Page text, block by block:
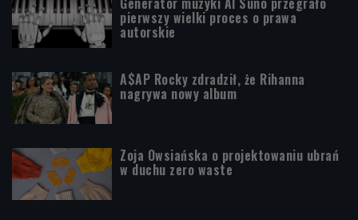
pierwszy wielki proces o prawa
autorskie
A$AP Rocky zdradził, że Rihanna
nagrywa nowy album
Zoja Owsiańska o projektowaniu ubrań
w duchu zero waste